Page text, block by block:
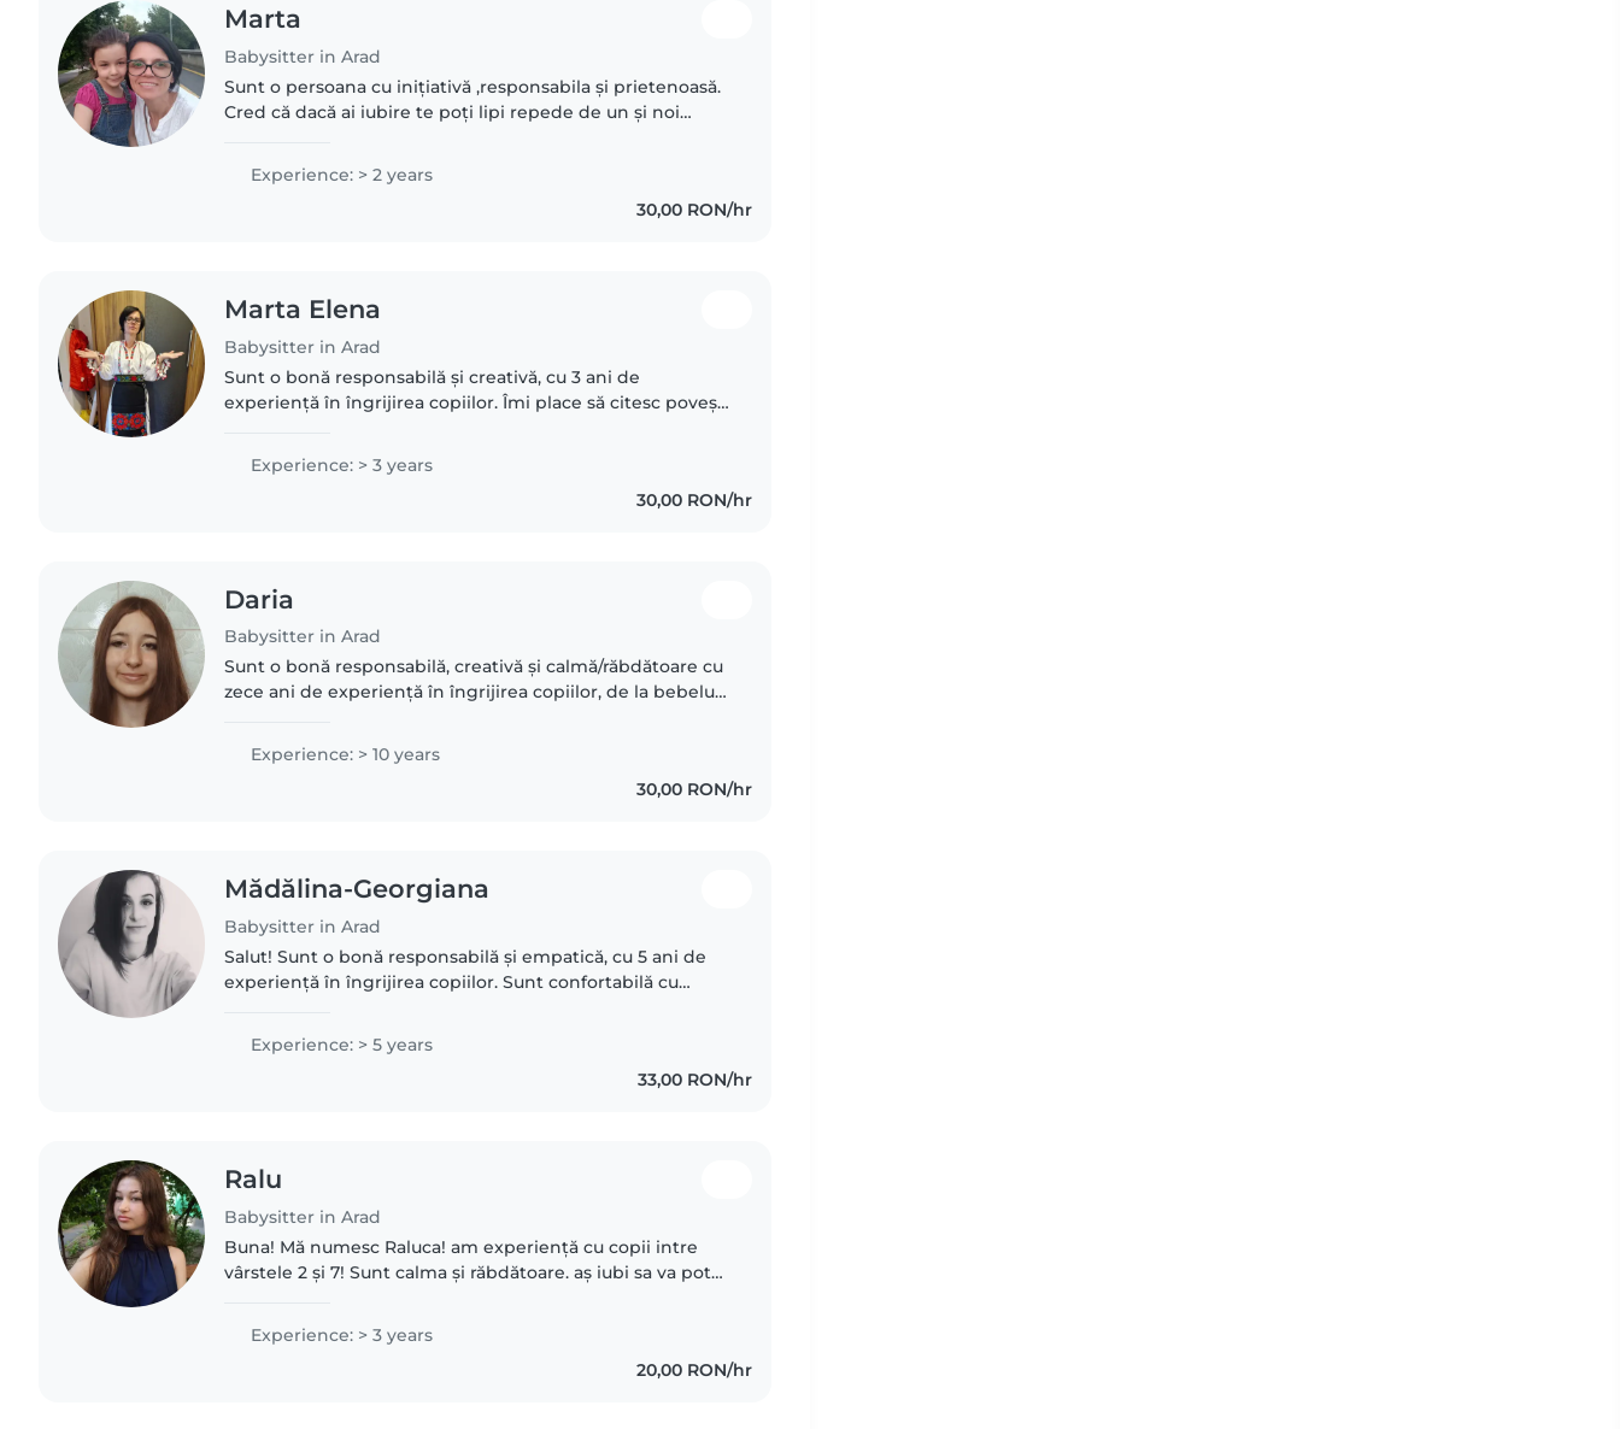
Marta
Babysitter in Arad
Sunt o persoana cu inițiativă ,responsabila și prietenoasă.
Cred că dacă ai iubire te poți lipi repede de un și noi
Experience: > 2 years
30,00 RON/hr
Marta Elena
Babysitter in Arad
Sunt o bonă responsabilă și creativă, cu 3 ani de
experiență în îngrijirea copiilor. Îmi place să citesc povești
Experience: > 3 years
30,00 RON/hr
Daria
Babysitter in Arad
Sunt o bonă responsabilă, creativă și calmă/răbdătoare cu
zece ani de experiență în îngrijirea copiilor, de la bebeluși
Experience: > 10 years
30,00 RON/hr
Mădălina-Georgiana
Babysitter in Arad
Salut! Sunt o bonă responsabilă și empatică, cu 5 ani de
experiență în îngrijirea copiilor. Sunt confortabilă cu
Română-Engleză...
Experience: > 5 years
33,00 RON/hr
Ralu
Babysitter in Arad
Buna! Mă numesc Raluca! am experiență cu copii intre
vârstele 2 și 7! Sunt calma și răbdătoare. aș iubi sa va pot
Experience: > 3 years
20,00 RON/hr